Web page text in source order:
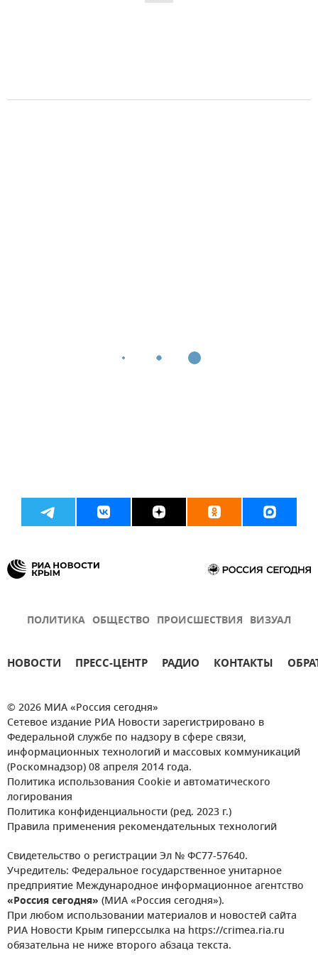
ПОЛИТИКА ОБЩЕСТВО ПРОИСШЕСТВИЯ ВИЗУАЛ
НОВОСТИ ПРЕСС-ЦЕНТР РАДИО КОНТАКТЫ
© 2026 МИА «Россия сегодня»
Сетевое издание РИА Новости зарегистрировано в
Федеральной службе по надзору в сфере связи,
информационных технологий и массовых коммуникаций
(Роскомнадзор) 08 апреля 2014 года.
Политика использования Cookie и автоматического
логирования
Политика конфиденциальности (ред. 2023 г.)
Правила применения рекомендательных технологий
Свидетельство о регистрации Эл № ФС77-57640.
Учредитель: Федеральное государственное унитарное
предприятие Международное информационное агентство
«Россия сегодня» (МИА «Россия сегодня»).
При любом использовании материалов и новостей сайта
РИА Новости Крым гиперссылка на https://crimea.ria.ru
обязательна не ниже второго абзаца текста.